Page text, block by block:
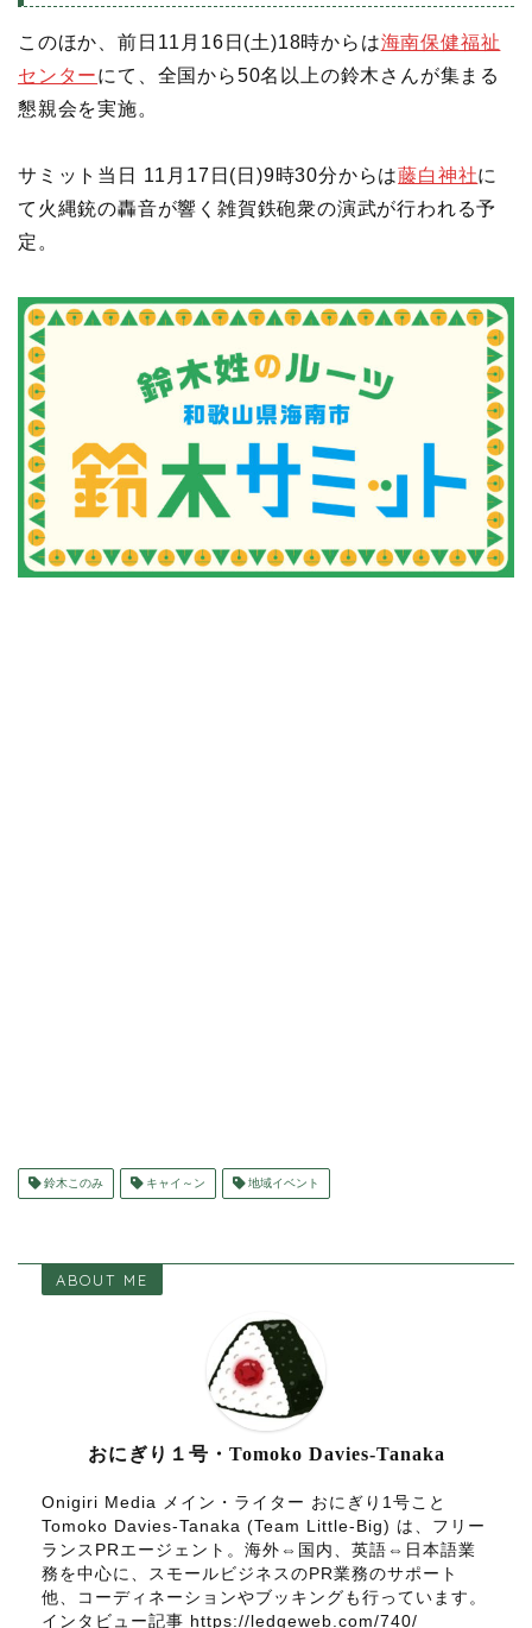
このほか、前日11月16日(土)18時からは海南保健福祉
センターにて、全国から50名以上の鈴木さんが集まる
懇親会を実施。
サミット当日 11月17日(日)9時30分からは藤白神社に
て火縄銃の轟音が響く雑賀鉄砲衆の演武が行われる予
定。
鈴木このみ キャイ～ン 地域イベント
ABOUT ME
おにぎり１号・Tomoko Davies-Tanaka
Onigiri Media メイン・ライター おにぎり1号こと
Tomoko Davies-Tanaka (Team Little-Big) は、フリー
ランスPRエージェント。海外⇔国内、英語⇔日本語業
務を中心に、スモールビジネスのPR業務のサポート
他、コーディネーションやブッキングも行っています。
インタビュー記事 https://ledgeweb.com/740/